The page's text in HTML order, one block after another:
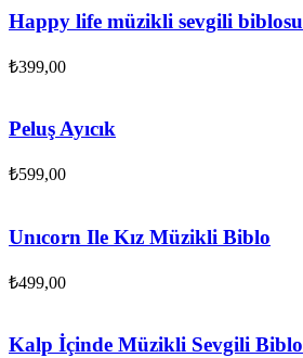
Happy life müzikli sevgili biblosu
₺399,00
Peluş Ayıcık
₺599,00
Unıcorn Ile Kız Müzikli Biblo
₺499,00
Kalp İçinde Müzikli Sevgili Biblo